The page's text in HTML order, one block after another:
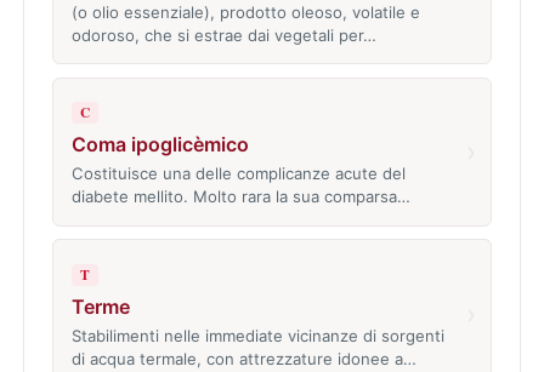
(o olio essenziale), prodotto oleoso, volatile e
odoroso, che si estrae dai vegetali per…
C
Coma ipoglicèmico
Costituisce una delle complicanze acute del
diabete mellito. Molto rara la sua comparsa…
T
Terme
Stabilimenti nelle immediate vicinanze di sorgenti
di acqua termale, con attrezzature idonee a…